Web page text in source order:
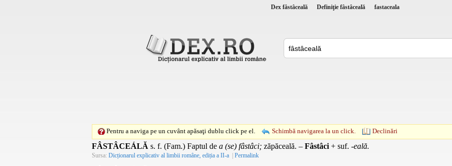
Dex fâstâceală Definiţie fâstâceală fastaceala
Pentru a naviga pe un cuvânt apăsaţi dublu click pe el. Schimbă navigarea la un click. Declinări
FÂSTÂCEÁLĂ s. f. (Fam.) Faptul de a (se) fâstâci; zăpăceală. – Fâstâci + suf. -eală.
Sursa: Dicționarul explicativ al limbii române, ediția a II-a | Permalink